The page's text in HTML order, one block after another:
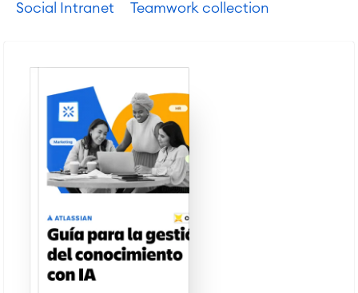
Wiki Empresarial
Meetings
Intranet Social
Oficina Virtual
Integration
SAP Integración
SERVICIOS
RECURSOS
SOBRE NOSOTROS
■
■
■
■
Social Intranet Teamwork collection